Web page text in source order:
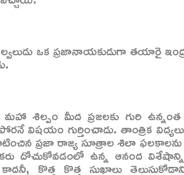
ఒక ప్రజానాయకుడుగా తయారై
శిల్పం మీద ప్రజలకు గురి ఉన్నంత
విషయం గుర్తించాడు. తాంత్రిక
నాటించిన ప్రజా రాజ్య సూత్రాల శిలా
దోచుకోవడంలో ఉన్న ఆనంద
కొత్త కొత్త సుఖాలు